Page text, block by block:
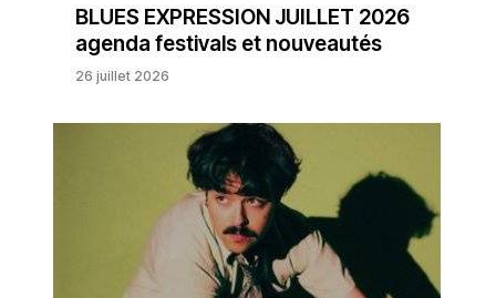
BLUES EXPRESSION JUILLET 2026
agenda festivals et nouveautés
26 juillet 2026